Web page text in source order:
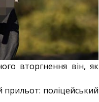
вторгнення він, як
прильот: поліцейський